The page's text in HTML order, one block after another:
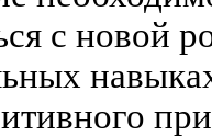
с новой